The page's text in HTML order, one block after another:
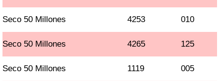
Seco 50 Millones 4253 010
Seco 50 Millones 4265 125
Seco 50 Millones 1119 005